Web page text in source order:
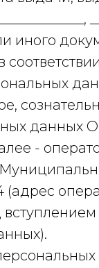
иного
данных
-
(адрес